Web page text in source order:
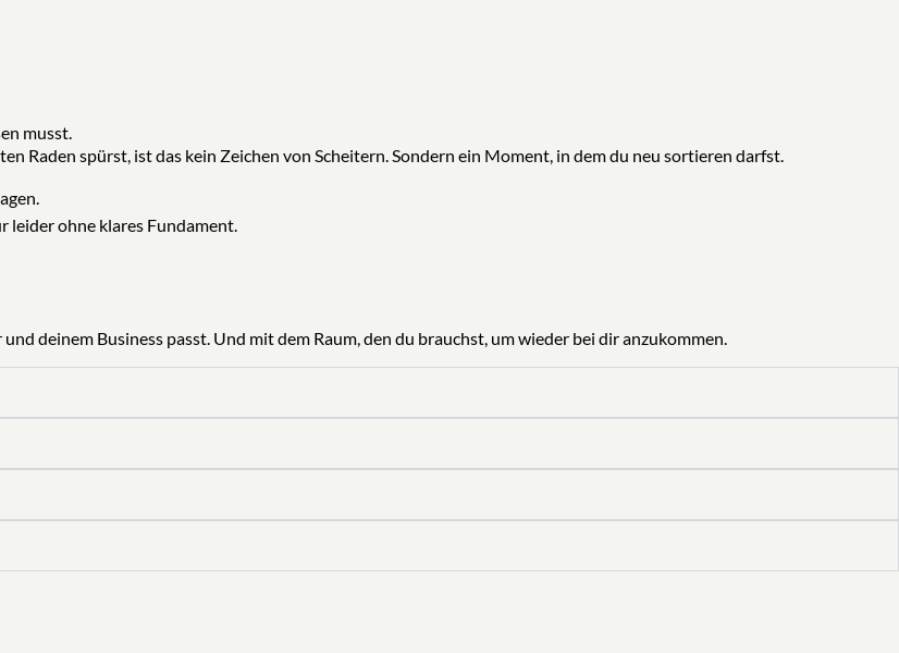
musst.
Raden spürst, ist das kein Zeichen von Scheitern. Sondern ein Moment, in dem du neu sortieren darfst.
leider ohne klares Fundament.
deinem Business passt. Und mit dem Raum, den du brauchst, um wieder bei dir anzukommen.